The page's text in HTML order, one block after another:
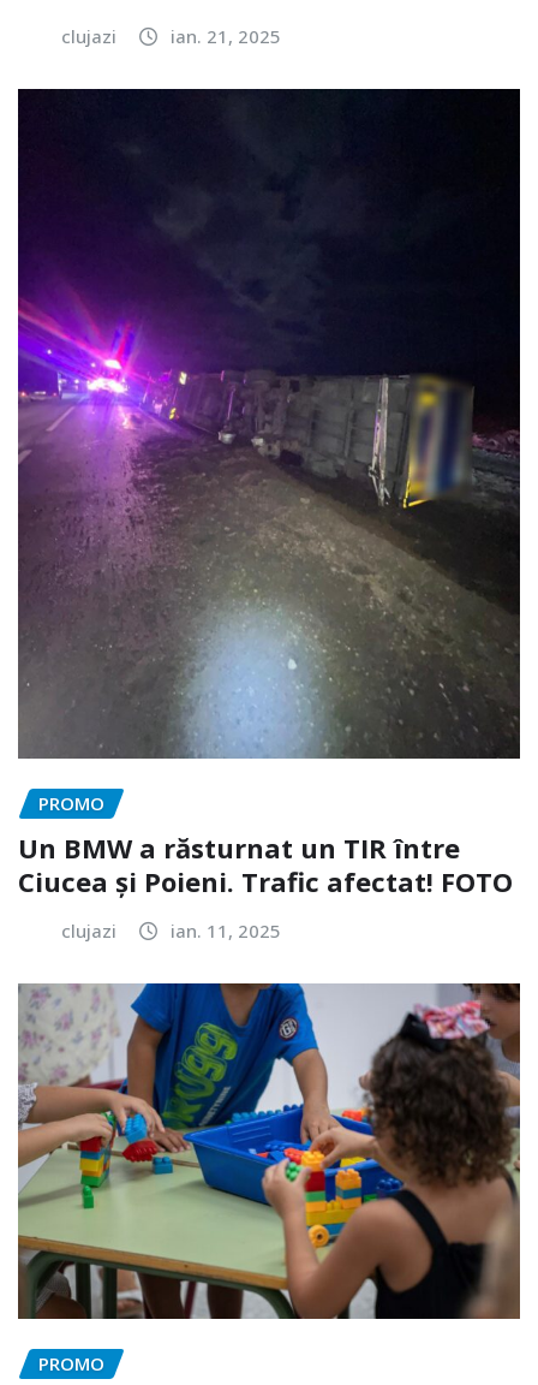
clujazi ian. 21, 2025
PROMO
Un BMW a răsturnat un TIR între
Ciucea și Poieni. Trafic afectat! FOTO
clujazi ian. 11, 2025
PROMO